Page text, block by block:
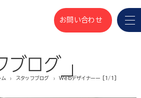
お問い合わせ
ブログ
ム スタッフブログ Webデザイナーー [1/1]